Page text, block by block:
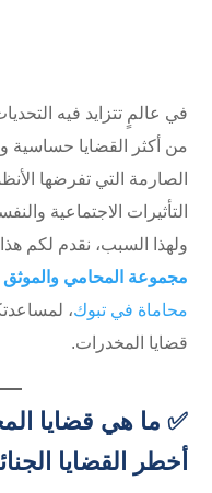
في عالمٍ تتزايد فيه
من أكثر القضايا
الصارمة التي تفرضها
التأثيرات الاجتماعية
ولهذا السبب، نقدم لكم
مجموعة المحامي
محاماة في تبوك،
قضايا المخدرات.
✅ ما هي قضايا
أخطر القضايا